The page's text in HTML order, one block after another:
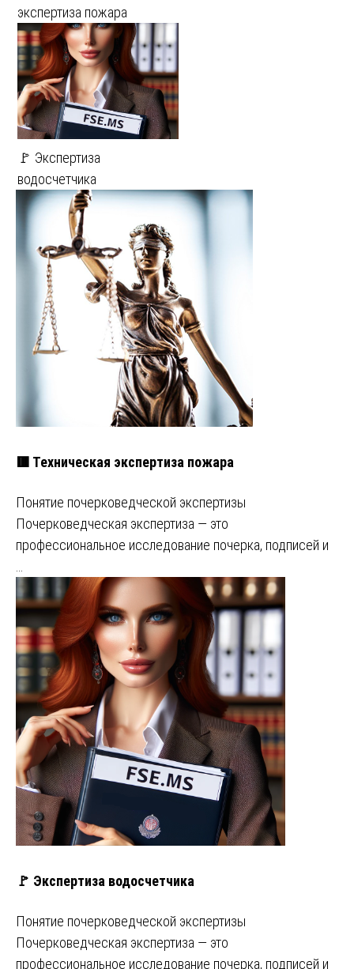
экспертиза пожара
🚩 Экспертиза
водосчетчика
🟥 Техническая экспертиза пожара
Понятие почерковедческой экспертизы
Почерковедческая экспертиза — это
профессиональное исследование почерка, подписей и
🚩 Экспертиза водосчетчика
Понятие почерковедческой экспертизы
Почерковедческая экспертиза — это
профессиональное исследование почерка, подписей и